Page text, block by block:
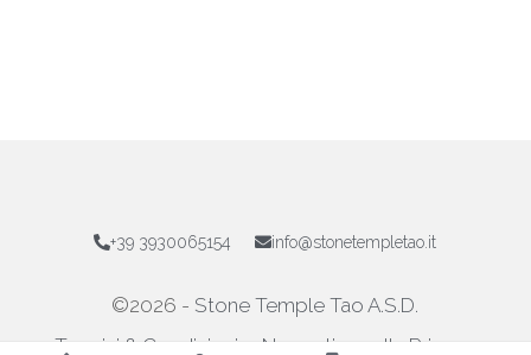
+39 3930065154 info@stonetempletao.it
©2026 - Stone Temple Tao A.S.D.
Termini & Condizioni
Normativa sulla Privacy